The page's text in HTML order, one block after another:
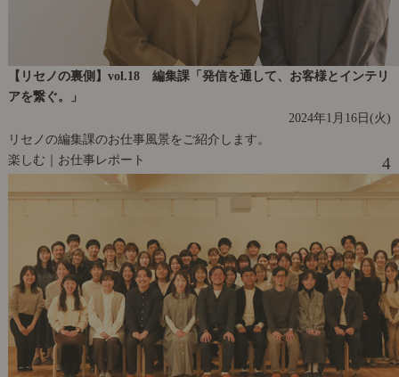
【リセノの裏側】vol.18 編集課「発信を通して、お客様とインテリ
アを繋ぐ。」
2024年1月16日(火)
リセノの編集課のお仕事風景をご紹介します。
楽しむ｜お仕事レポート
4